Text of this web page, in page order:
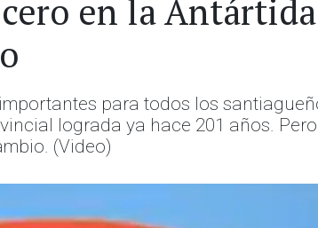
en la
para todos los
lograda ya hace 201 años.
(Video)